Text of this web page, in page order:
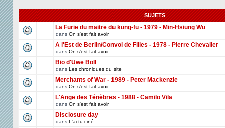
SUJETS
La Furie du maitre du kung-fu - 1979 - Min-Hsiung Wu
dans On s'est fait avoir
A l'Est de Berlin/Convoi de Filles - 1978 - Pierre Chevalier
dans On s'est fait avoir
Bio d'Uwe Boll
dans Les chroniques du site
Merchants of War - 1989 - Peter Mackenzie
dans On s'est fait avoir
L'Ange des Ténèbres - 1988 - Camilo Vila
dans On s'est fait avoir
Disclosure day
dans L'actu ciné